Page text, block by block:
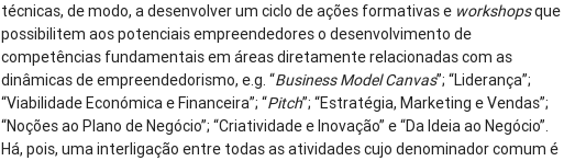
técnicas, de modo, a desenvolver um ciclo de ações formativas e workshopsque
possibilitem aos potenciais empreendedores o desenvolvimento de
competências fundamentais em áreas diretamente relacionadas com as
dinâmicas de empreendedorismo, e.g. “Business Model Canvas”; “Liderança”;
“Viabilidade Económica e Financeira”; “Pitch”; “Estratégia, Marketing e Vendas”;
“Noções ao Plano de Negócio”; “Criatividade e Inovação” e “Da Ideia ao Negócio”.
Há, pois, uma interligação entre todas as atividades cujo denominador comum é